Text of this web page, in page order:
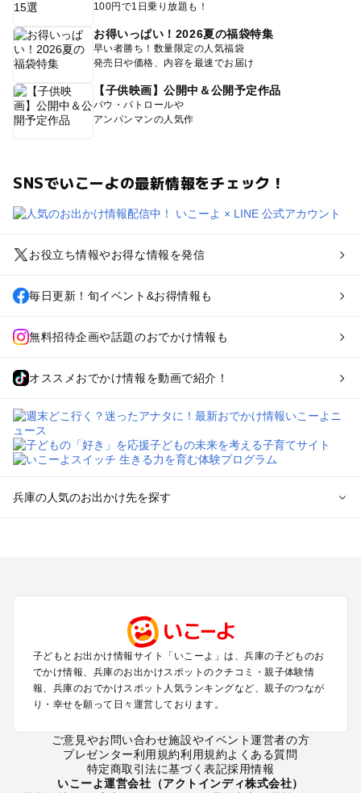
100円で1日乗り放題も！
お得いっぱい！2026夏の福袋特集
早い者勝ち！数量限定の人気福袋
発売日や価格、内容を最速でお届け
【子供映画】公開中＆公開予定作品
パウ・パトロールや
アンパンマンの人気作
SNSでいこーよの最新情報をチェック！
お役立ち情報やお得な情報を発信
毎日更新！旬イベント&お得情報も
無料招待企画や話題のおでかけ情報も
オススメおでかけ情報を動画で紹介！
兵庫の人気のお出かけ先を探す
淡路島のプールお出かけ
城崎・豊岡・竹野のプールお出かけ
神鍋・養父・和田山・鉢伏のプールお出かけ
香住・湯村・浜坂のプールお出かけ
兵庫の遊園地
兵庫の動物園
兵庫のバーベキュー
子どもとお出かけ情報サイト「いこーよ」は、兵庫の子どものお
でかけ情報、兵庫のお出かけスポットのクチコミ・親子体験情
報、兵庫のおでかけスポット人気ランキングなど、親子のつなが
り・幸せを願って日々運営しております。
ご意見やお問い合わせ施設やイベント運営者の方
プレゼンター利用規約利用規約よくある質問
特定商取引法に基づく表記採用情報
いこーよ運営会社（アクトインディ株式会社）